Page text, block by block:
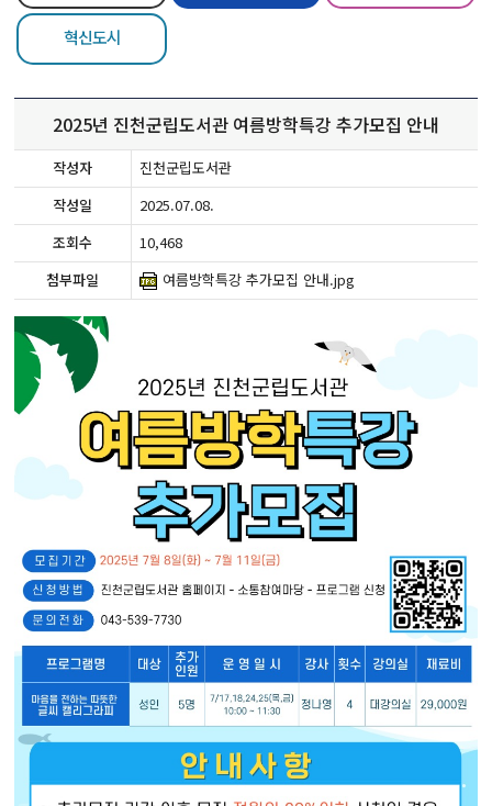
혁신도시
2025년 진천군립도서관 여름방학특강 추가모집 안내
작성자
진천군립도서관
작성일
2025.07.08.
조회수
10,468
첨부파일
여름방학특강 추가모집 안내.jpg